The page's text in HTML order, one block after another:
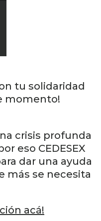
tu solidaridad
momento!
crisis profunda
eso CEDESEX
dar una ayuda
más se necesita
acá!